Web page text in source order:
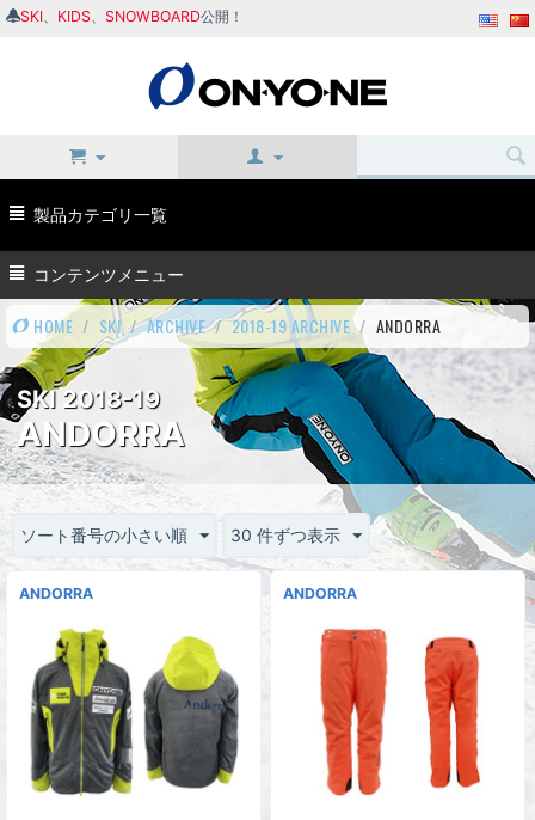
SKI KIDS SNOWBOARD公開！
製品カテゴリ一覧
コンテンツメニュー
HOME / SKI / ARCHIVE / 2018-19 ARCHIVE / ANDORRA
SKI 2018-19
ANDORRA
ソート番号の小さい順 30 件ずつ表示
ANDORRA ANDORRA